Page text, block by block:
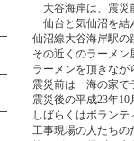
大谷海岸は、震災
仙台と気仙沼を結
仙沼線大谷海岸駅の
その近くのラーメ
ラーメンを頂きな
震災前は 海の家で
震災後の平成23年
しばらくはボラン
工事現場の人たちの